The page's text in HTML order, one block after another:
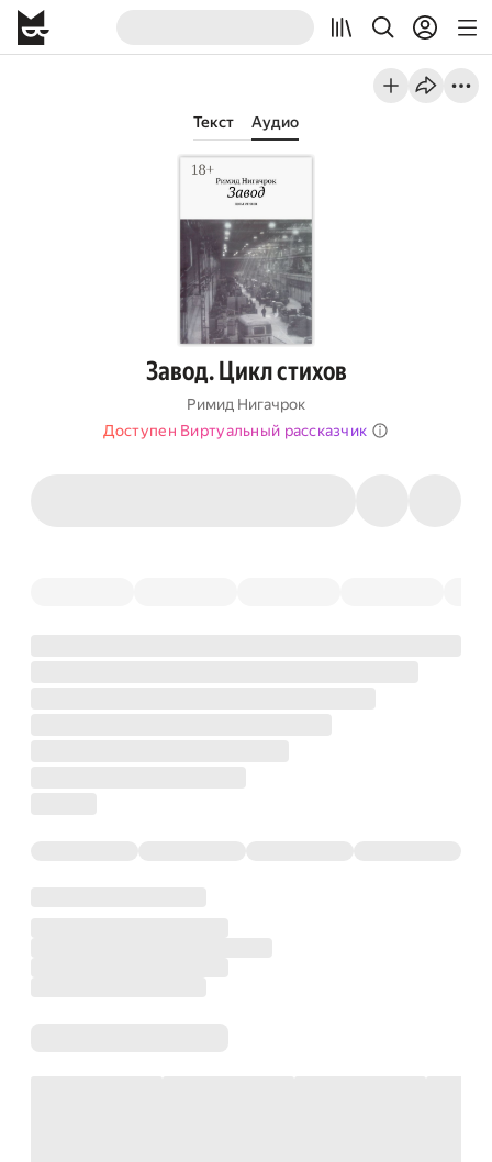
Текст Аудио
Завод. Цикл стихов
Римид Нигачрок
Доступен Виртуальный рассказчик